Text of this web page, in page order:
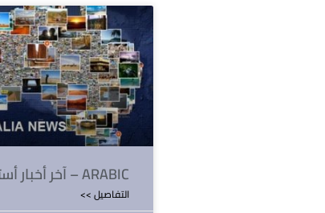
آخر أخبار أستراليا – ARABIC
<< التفاصيل